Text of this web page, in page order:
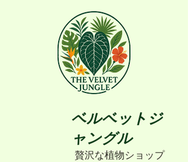
ベルベットジ
ャングル
贅沢な植物ショップ